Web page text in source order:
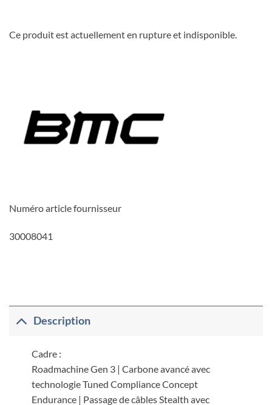
Ce produit est actuellement en rupture et indisponible.
Numéro article fournisseur
30008041
Description
Cadre :
Roadmachine Gen 3 | Carbone avancé avec
technologie Tuned Compliance Concept
Endurance | Passage de câbles Stealth avec